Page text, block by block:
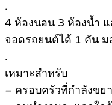
.
4 ห้องนอน 3 ห้องน้ำ
จอดรถยนต์ได้ 1 คัน ม
.
เหมาะสำหรับ
– ครอบครัวที่กำลังขย